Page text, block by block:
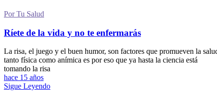
Por Tu Salud
Ríete de la vida y no te enfermarás
La risa, el juego y el buen humor, son factores que promueven la
tanto física como anímica es por eso que ya hasta la ciencia está
tomando la risa
hace 15 años
Sigue Leyendo